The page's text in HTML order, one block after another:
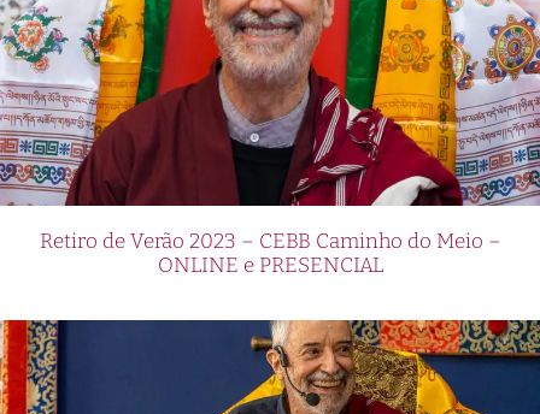
Retiro de Verão 2023 – CEBB Caminho do Meio –
ONLINE e PRESENCIAL